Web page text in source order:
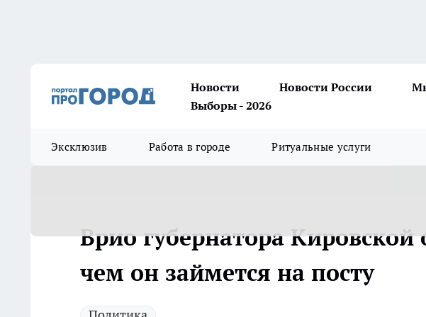
Новости Новости России
Выборы - 2026
Эксклюзив Работа в городе Ритуальные услуги
Врио губернатора Кировской
чем он займется на посту